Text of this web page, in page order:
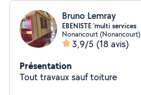
Bruno Lemray
EBENISTE 'multi services
Nonancourt (Nonancourt)
3,9/5 (18 avis)
Présentation
Tout travaux sauf toiture